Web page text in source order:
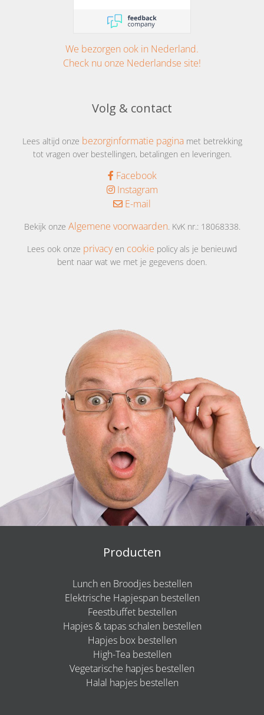
We bezorgen ook in Nederland.
Check nu onze Nederlandse site!
Volg & contact
Lees altijd onze bezorginformatie paginamet betrekking
tot vragen over bestellingen, betalingen en leveringen.
Facebook
Instagram
E-mail
Bekijk onze Algemene voorwaarden . KvK nr.: 18068338.
Lees ook onze privacyen cookie policy als je benieuwd
bent naar wat we met je gegevens doen.
Producten
Lunch en Broodjes bestellen
Elektrische Hapjespan bestellen
Feestbuffet bestellen
Hapjes & tapas schalen bestellen
Hapjes box bestellen
High-Tea bestellen
Vegetarische hapjes bestellen
Halal hapjes bestellen